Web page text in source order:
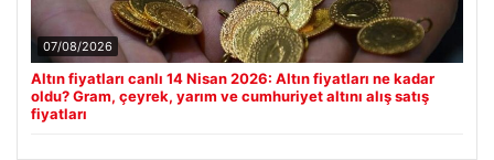
07/08/2026
Altın fiyatları canlı 14 Nisan 2026: Altın fiyatları ne kadar
oldu? Gram, çeyrek, yarım ve cumhuriyet altını alış satış
fiyatları